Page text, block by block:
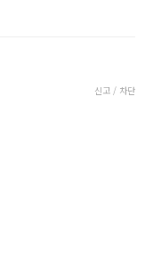
신고 / 차단